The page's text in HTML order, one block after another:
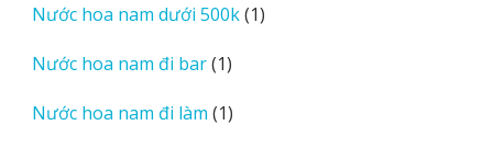
Nước hoa nam dưới 500k 11
Nước hoa nam đi bar 11
phẩm
Nước hoa nam đi làm 11